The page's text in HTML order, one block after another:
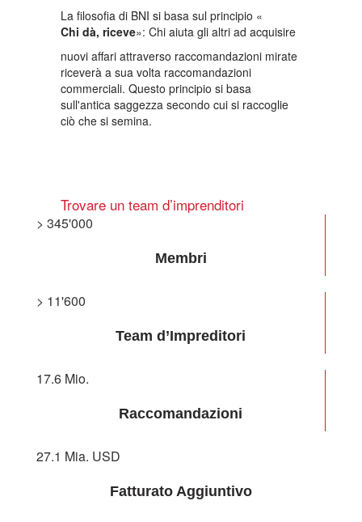
La filosofia di BNI si basa sul principio «
Chi dà, riceve»: Chi aiuta gli altri ad acquisire
nuovi affari attraverso raccomandazioni mirate
riceverà a sua volta raccomandazioni
commerciali. Questo principio si basa
sull'antica saggezza secondo cui si raccoglie
ciò che si semina.
Trovare un team d’imprenditori
> 345'000
Membri
> 11'600
Team d’Impreditori
17.6 Mio.
Raccomandazioni
27.1 Mia. USD
Fatturato Aggiuntivo